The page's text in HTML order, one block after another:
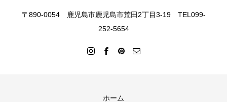
〒890-0054 鹿児島市鹿児島市荒田2丁目3-19 TEL099-
252-5654
ホーム